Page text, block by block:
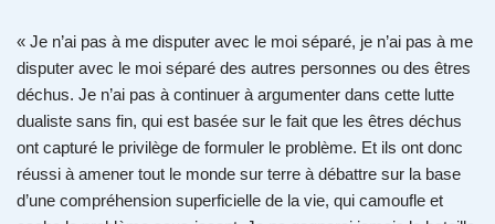
« Je n’ai pas à me disputer avec le moi séparé, je n’ai pas à me
disputer avec le moi séparé des autres personnes ou des êtres
déchus. Je n’ai pas à continuer à argumenter dans cette lutte
dualiste sans fin, qui est basée sur le fait que les êtres déchus
ont capturé le privilège de formuler le problème. Et ils ont donc
réussi à amener tout le monde sur terre à débattre sur la base
d’une compréhension superficielle de la vie, qui camoufle et